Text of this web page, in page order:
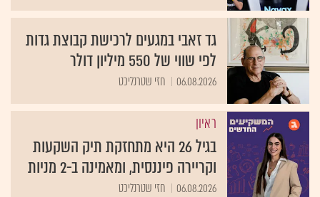
גד זאבי במגעים לרכישת קבוצת גדות
לפי שווי של 550 מיליון דולר
06.08.2026 חזי שטרנליכט
ראיון
בגיל 26 היא מתחזקת תיק השקעות
וקריירה פיננסית, ומאמינה ב-2 מניות
06.08.2026 חזי שטרנליכט